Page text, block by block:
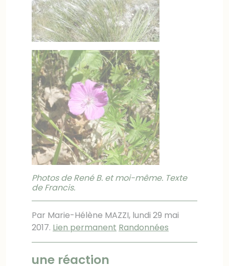
Photos de René B. et moi-même. Texte
de Francis.
Par Marie-Hélène MAZZI, lundi 29 mai
2017. Lien permanent Randonnées
une réaction